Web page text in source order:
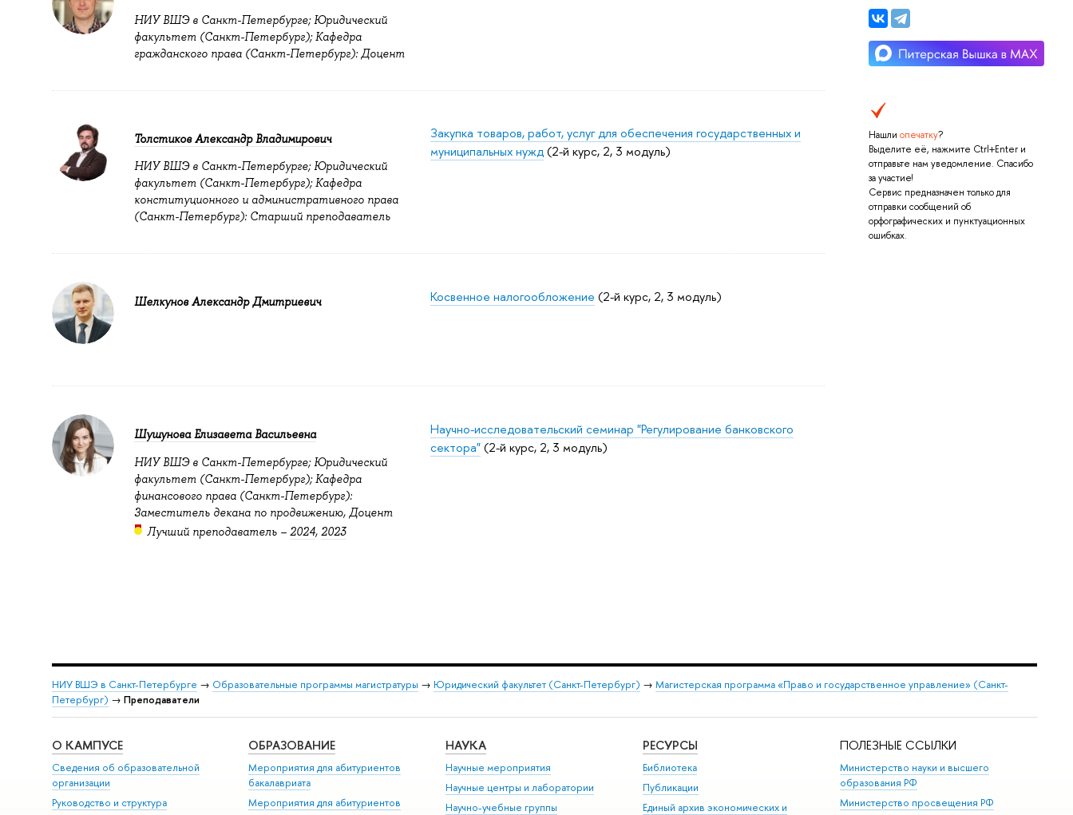
Нашли опечатку?
Выделите её, нажмите Ctrl+Enter и
отправьте нам уведомление. Спасибо
за участие!
Сервис предназначен только для
отправки сообщений об
орфографических и пунктуационных
ошибках.
НИУ ВШЭ в Санкт-Петербурге; Юридический
факультет (Санкт-Петербург); Кафедра
гражданского права (Санкт-Петербург): Доцент
Толстиков Александр Владимирович
НИУ ВШЭ в Санкт-Петербурге; Юридический
факультет (Санкт-Петербург); Кафедра
конституционного и административного права
(Санкт-Петербург): Старший преподаватель
Закупка товаров, работ, услуг для обеспечения государственных и
муниципальных нужд(2-й курс, 2, 3 модуль)
Шелкунов Александр Дмитриевич Косвенное налогообложение (2-й курс, 2, 3 модуль)
Шушунова Елизавета Васильевна
НИУ ВШЭ в Санкт-Петербурге; Юридический
факультет (Санкт-Петербург); Кафедра
финансового права (Санкт-Петербург):
Заместитель декана по продвижению, Доцент
Лучший преподаватель –2024,2023
Научно-исследовательский семинар "Регулирование банковского
сектора"(2-й курс, 2, 3 модуль)
НИУ ВШЭ в Санкт-Петербурге → Образовательные программы магистратуры → Юридический факультет (Санкт-Петербург) → Магистерская программа «Право и государственное управление» (Санкт-
Петербург) → Преподаватели
О КАМПУСЕ
Сведения об образовательной
организации
Руководство и структура
ОБРАЗОВАНИЕ
Мероприятия для абитуриентов
бакалавриата
Мероприятия для абитуриентов
НАУКА
Научные мероприятия
Научные центры и лаборатории
Научно-учебные группы
РЕСУРСЫ
Библиотека
Публикации
Единый архив экономических и
ПОЛЕЗНЫЕ ССЫЛКИ
Министерство науки и высшего
образования РФ
Министерство просвещения РФ